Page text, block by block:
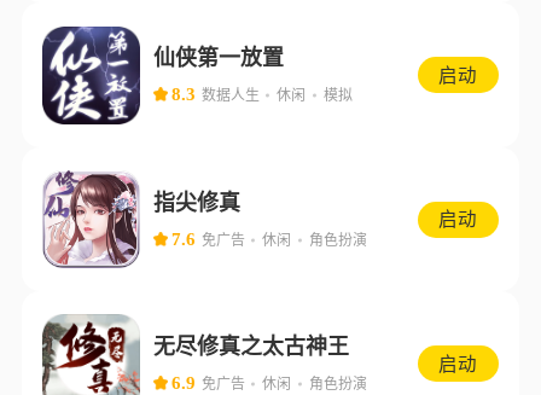
仙侠第一放置
8.3 数据人生 休闲 模拟
启动
指尖修真
7.6 免广告 休闲 角色扮演
启动
无尽修真之太古神王
6.9 免广告 休闲 角色扮演
启动